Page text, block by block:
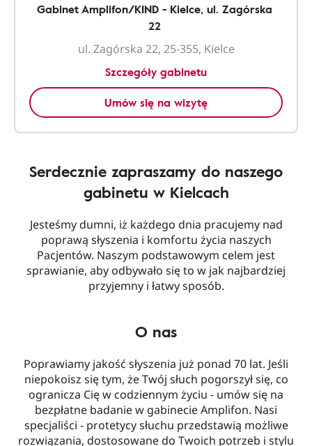
Gabinet Amplifon/KIND - Kielce, ul. Zagórska
22
ul. Zagórska 22, 25-355, Kielce
Szczegóły gabinetu
Umów się na wizytę
Serdecznie zapraszamy do naszego
gabinetu w Kielcach
Jesteśmy dumni, iż każdego dnia pracujemy nad
poprawą słyszenia i komfortu życia naszych
Pacjentów. Naszym podstawowym celem jest
sprawianie, aby odbywało się to w jak najbardziej
przyjemny i łatwy sposób.
O nas
Poprawiamy jakość słyszenia już ponad 70 lat. Jeśli
niepokoisz się tym, że Twój słuch pogorszył się, co
ogranicza Cię w codziennym życiu - umów się na
bezpłatne badanie w gabinecie Amplifon. Nasi
specjaliści - protetycy słuchu przedstawią możliwe
rozwiązania, dostosowane do Twoich potrzeb i stylu